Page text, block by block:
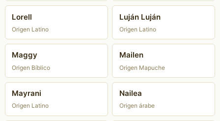
Lorell
Origen Latino
Luján Luján
Origen Latino
Maggy
Origen Bíblico
Mailen
Origen Mapuche
Mayrani
Origen Latino
Nailea
Origen árabe